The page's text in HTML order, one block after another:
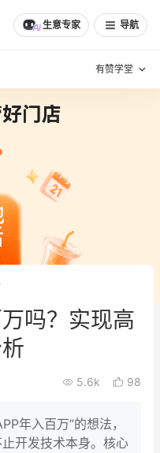
生意专家 导航
有赞学堂
法
家说
最佳实践
茶会
吗？实现高
5.6k 98
年入百万”的想法，
开发技术本身。核心